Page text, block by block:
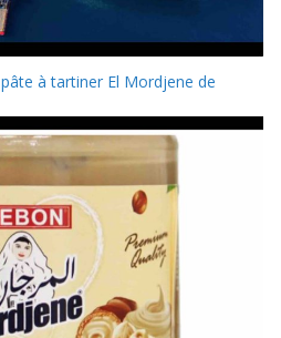
à tartiner El Mordjene de